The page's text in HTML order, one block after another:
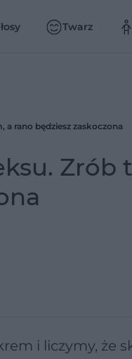
Twarz
rano będziesz zaskoczona
Zrób
i liczymy, że